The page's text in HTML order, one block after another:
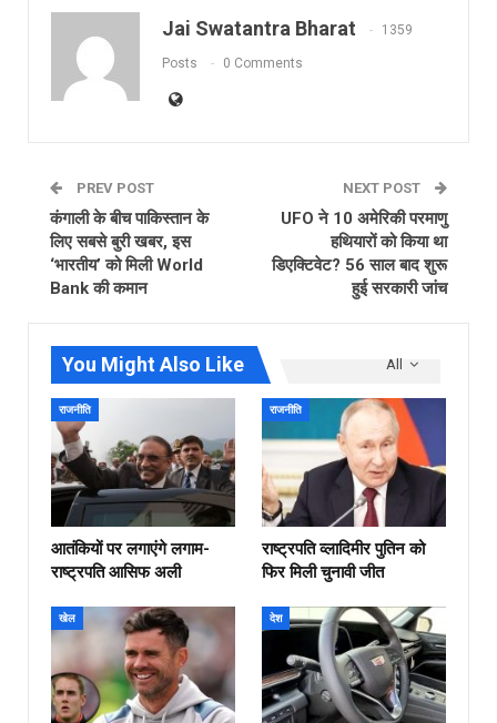
Jai Swatantra Bharat 1359
Posts 0 Comments
PREV POST
कंगाली के बीच पाकिस्तान के
लिए सबसे बुरी खबर, इस
‘भारतीय’ को मिली World
Bank की कमान
NEXT POST
UFO ने 10 अमेरिकी परमाणु
हथियारों को किया था
डिएक्टिवेट? 56 साल बाद शुरू
हुई सरकारी जांच
All
You Might Also Like
राजनीति
आतंकियों पर लगाएंगे लगाम-
राष्ट्रपति आसिफ अली
राजनीति
राष्ट्रपति व्लादिमीर पुतिन को
फिर मिली चुनावी जीत
खेल देश